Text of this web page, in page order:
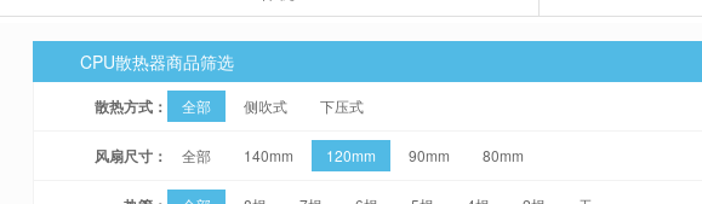
CPU散热器商品筛选
散热方式： 全部 侧吹式 下压式
风扇尺寸： 全部 140mm 120mm 90mm 80mm